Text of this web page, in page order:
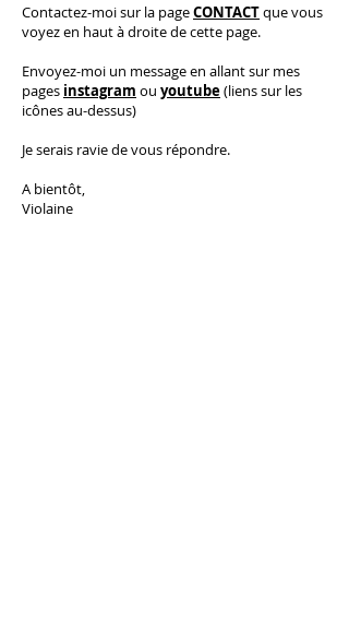
Contactez-moisur la pageCONTACTque vous
voyez en haut à droite de cette page.
​Envoyez-moi un message en allant sur mes
pages instagram ou youtube(liens sur les
icônes au-dessus)
Je serais ravie de vous répondre.
A bientôt,
Violaine